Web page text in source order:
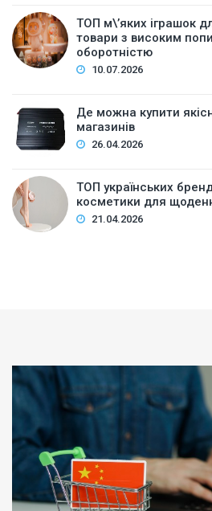
ТОП м\’яких іграшок
товари з високим
оборотністю
10.07.2026
Де можна купити
магазинів
26.04.2026
ТОП українських
косметики для
21.04.2026